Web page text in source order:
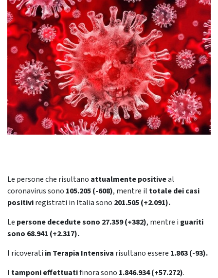
Le persone che risultano attualmente positiveal
coronavirus sono 105.205 (-608), mentre il totale dei casi
positiviregistrati in Italia sono 201.505 (+2.091).
Le persone decedute sono 27.359 (+382), mentre i guariti
sono 68.941 (+2.317).
I ricoverati in Terapia Intensiva risultano essere 1.863 (-93).
I tamponi effettuatifinora sono 1.846.934 (+57.272).